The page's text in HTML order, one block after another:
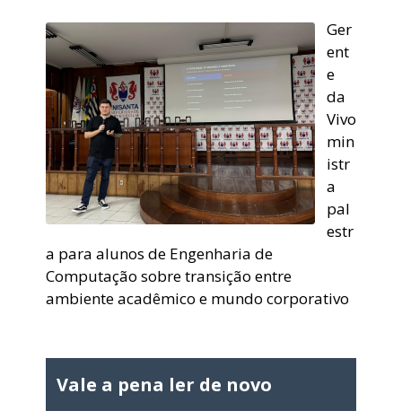
Ger
ent
e
da
Vivo
min
istr
a
pal
estr
a para alunos de Engenharia de
Computação sobre transição entre
ambiente acadêmico e mundo corporativo
Vale a pena ler de novo